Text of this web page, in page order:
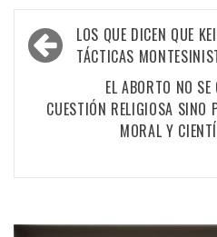
Navegación
de
entradas
LOS QUE DICEN QUE
TÁCTICAS
EL ABORTO NO
CUESTIÓN RELIGIOSA SINO
MORAL Y